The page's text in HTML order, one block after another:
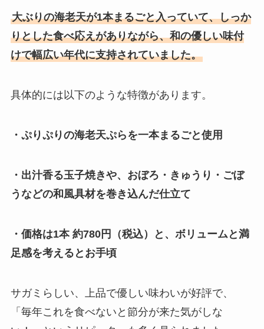
大ぶりの海老天が1本まるごと入っていて、しっか
りとした食べ応えがありながら、和の優しい味付
けで幅広い年代に支持されていました。
具体的には以下のような特徴があります。
・ぷりぷりの海老天ぷらを一本まるごと使用
・出汁香る玉子焼きや、おぼろ・きゅうり・ごぼ
うなどの和風具材を巻き込んだ仕立て
・価格は1本 約780円（税込）と、ボリュームと満
足感を考えるとお手頃
サガミらしい、上品で優しい味わいが好評で、
「毎年これを食べないと節分が来た気がしな